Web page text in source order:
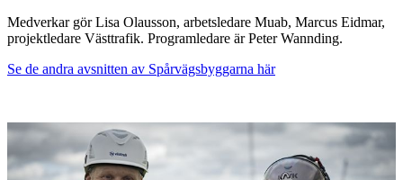
Medverkar gör Lisa Olausson, arbetsledare Muab, Marcus Eidmar,
projektledare Västtrafik. Programledare är Peter Wannding.
Se de andra avsnitten av Spårvägsbyggarna här